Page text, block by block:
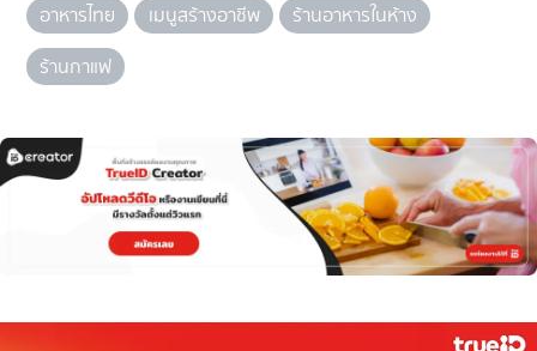
อาหารไทย
เมนูสร้างอาชีพ
ร้านอาหารในห้าง
ร้านกาแฟ